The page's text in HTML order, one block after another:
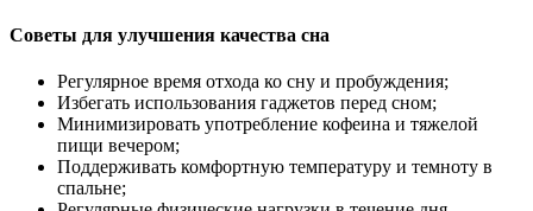
Советы для улучшения качества сна
Регулярное время отхода ко сну и пробуждения;
Избегать использования гаджетов перед сном;
Минимизировать употребление кофеина и тяжелой
пищи вечером;
Поддерживать комфортную температуру и темноту в
спальне;